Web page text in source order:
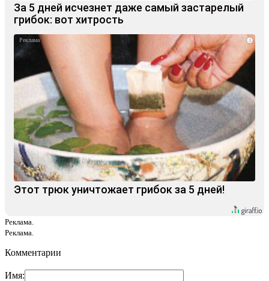
За 5 дней исчезнет даже самый застарелый
грибок: вот хитрость
i
Этот трюк уничтожает грибок за 5 дней!
Реклама.
Реклама.
Комментарии
Имя: